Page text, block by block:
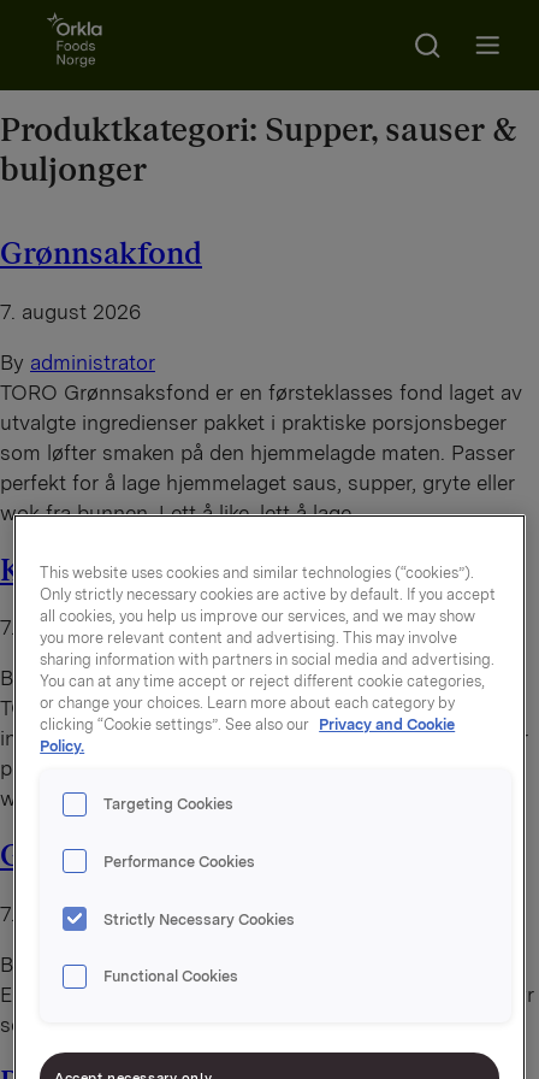
Go to frontpage
Search
Produktkategori: Supper, sauser &
buljonger
Grønnsakfond
7. august 2026
By administrator
TORO Grønnsaksfond er en førsteklasses fond laget av
utvalgte ingredienser pakket i praktiske porsjonsbeger
som løfter smaken på den hjemmelagde maten. Passer
perfekt for å lage hjemmelaget saus, supper, gryte eller
wok fra bunnen. Lett å like, lett å lage.
Kyllingfond
7. august 2026
By
administrator
TORO Fond er en førsteklasses fond laget av utvalgte
ingredienser og pakket i praktiske porsjonsbeger. Passer
perfekt for å lage hjemmelaget saus, supper, gryte eller
wok fra bunnen.
Gulasjsuppe ungarsk
7. august 2026
By
administrator
En smakfull og fyldig kjøttsuppe fra Ungarn med garnityr
som potet, tomat, paprika og storfekjøtt.
This website uses cookies and similar technologies (“cookies”).
Only strictly necessary cookies are active by default. If you accept
all cookies, you help us improve our services, and we may show
you more relevant content and advertising. This may involve
sharing information with partners in social media and advertising.
You can at any time accept or reject different cookie categories,
or change your choices. Learn more about each category by
clicking “Cookie settings”. See also our Privacy and Cookie
Policy.
Targeting Cookies
Performance Cookies
Strictly Necessary Cookies
Functional Cookies